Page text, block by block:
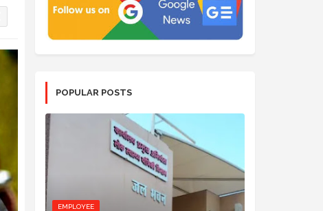
POPULAR POSTS
EMPLOYEE